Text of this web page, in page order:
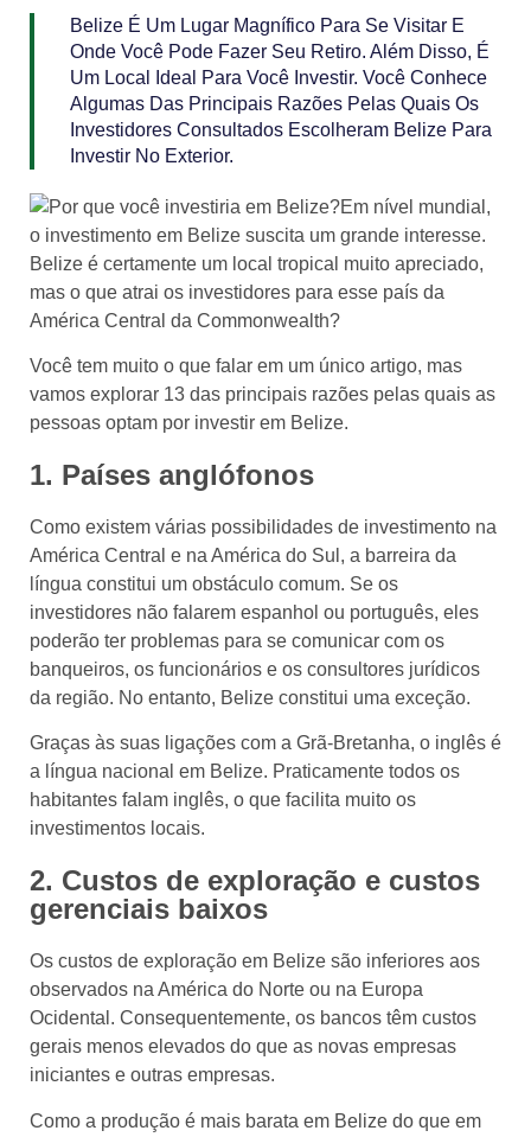
Belize É Um Lugar Magnífico Para Se Visitar E
Onde Você Pode Fazer Seu Retiro. Além Disso, É
Um Local Ideal Para Você Investir. Você Conhece
Algumas Das Principais Razões Pelas Quais Os
Investidores Consultados Escolheram Belize Para
Investir No Exterior.
Em nível mundial,
o investimento em Belize suscita um grande interesse.
Belize é certamente um local tropical muito apreciado,
mas o que atrai os investidores para esse país da
América Central da Commonwealth?
Você tem muito o que falar em um único artigo, mas
vamos explorar 13 das principais razões pelas quais as
pessoas optam por investir em Belize.
1. Países anglófonos
Como existem várias possibilidades de investimento na
América Central e na América do Sul, a barreira da
língua constitui um obstáculo comum. Se os
investidores não falarem espanhol ou português, eles
poderão ter problemas para se comunicar com os
banqueiros, os funcionários e os consultores jurídicos
da região. No entanto, Belize constitui uma exceção.
Graças às suas ligações com a Grã-Bretanha, o inglês é
a língua nacional em Belize. Praticamente todos os
habitantes falam inglês, o que facilita muito os
investimentos locais.
2. Custos de exploração e custos
gerenciais baixos
Os custos de exploração em Belize são inferiores aos
observados na América do Norte ou na Europa
Ocidental. Consequentemente, os bancos têm custos
gerais menos elevados do que as novas empresas
iniciantes e outras empresas.
Como a produção é mais barata em Belize do que em